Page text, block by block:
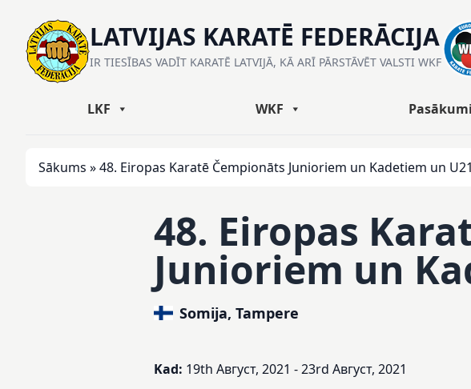
LATVIJAS KARATĒ FEDERĀCIJA
IR TIESĪBAS VADĪT KARATĒ LATVIJĀ, KĀ ARĪ PĀRSTĀVĒT VALSTI WKF
LKF WKF Pasākumi
Sākums »48. Eiropas Karatē Čempionāts Junioriem un Kadetiem un U21
48. Eiropas
Junioriem un
Somija, Tampere
Kad: 19th Август, 2021 - 23rd Август, 2021